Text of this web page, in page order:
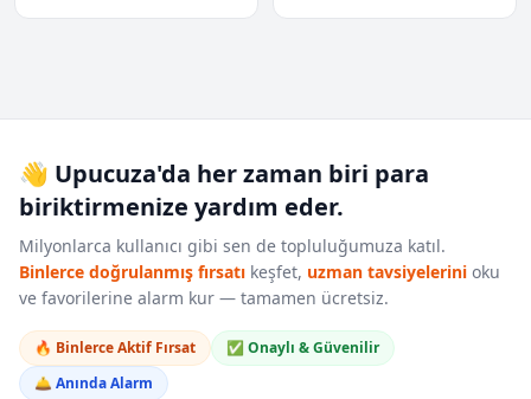
👋 Upucuza'da her zaman biri para
biriktirmenize yardım eder.
Milyonlarca kullanıcı gibi sen de topluluğumuza katıl.
Binlerce doğrulanmış fırsatı keşfet, uzman tavsiyelerini oku
ve favorilerine alarm kur — tamamen ücretsiz.
🔥 Binlerce Aktif Fırsat
✅ Onaylı & Güvenilir
🛎️ Anında Alarm